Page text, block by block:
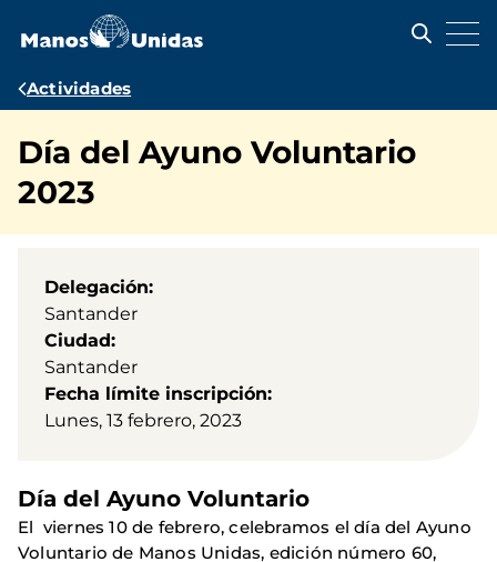
contenido
Ruta
navegación
Actividades
Día del Ayuno Voluntario
2023
Delegación
Santander
Ciudad
Santander
Fecha límite inscripción
Lunes, 13 febrero, 2023
Día del Ayuno Voluntario
El viernes 10 de febrero, celebramos el día del Ayuno
Voluntario de Manos Unidas, edición número 60,